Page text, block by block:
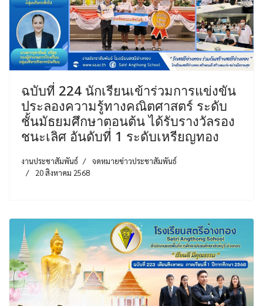
ฉบับที่ 224 นักเรียนเข้าร่วมการแข่งขัน
ประลองความรู้ทางคณิตศาสตร์ ระดับ
ชั้นมัธยมศึกษาตอนต้น ได้รับรางวัลรอง
ชนะเลิศ อันดับที่ 1 ระดับเหรียญทอง
งานประชาสัมพันธ์
จดหมายข่าวประชาสัมพันธ์
20 สิงหาคม 2568